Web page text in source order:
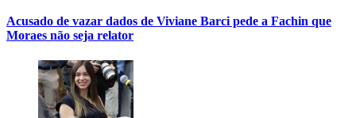
Acusado de vazar dados de Viviane Barci pede a Fachin que
Moraes não seja relator